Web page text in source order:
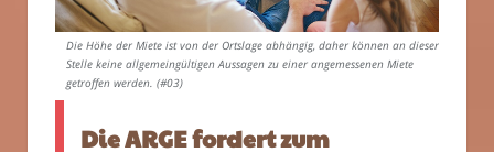
Die Höhe der Miete ist von der Ortslage abhängig, daher können an dieser
Stelle keine allgemeingültigen Aussagen zu einer angemessenen Miete
getroffen werden. (#03)
Die ARGE fordert zum